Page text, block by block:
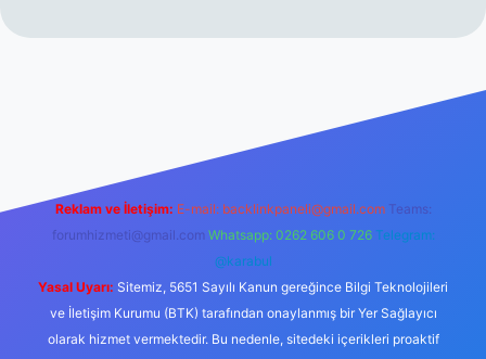
Reklam ve İletişim: E-mail: backlinkpaneli@gmail.com Teams:
forumhizmeti@gmail.com Whatsapp: 0262 606 0 726 Telegram:
@karabul
Yasal Uyarı: Sitemiz, 5651 Sayılı Kanun gereğince Bilgi Teknolojileri
ve İletişim Kurumu (BTK) tarafından onaylanmış bir Yer Sağlayıcı
olarak hizmet vermektedir. Bu nedenle, sitedeki içerikleri proaktif